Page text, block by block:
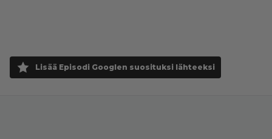
Lisää Episodi Googlen suosituksi lähteeksi